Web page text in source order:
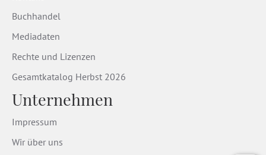
Buchhandel
Mediadaten
Rechte und Lizenzen
Gesamtkatalog Herbst 2026
Unternehmen
Impressum
Wir über uns